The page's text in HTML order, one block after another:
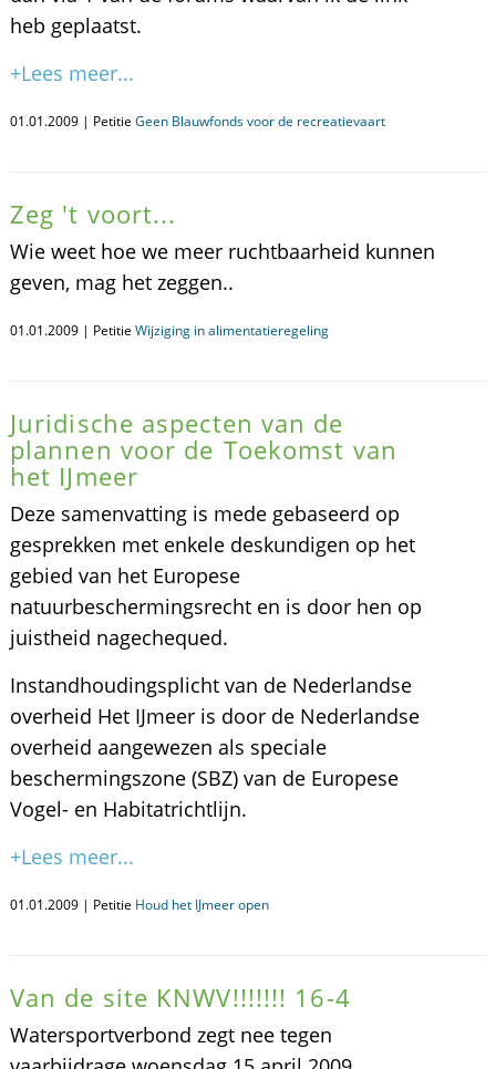
heb geplaatst.
+Lees meer...
01.01.2009 | Petitie Geen Blauwfonds voor de recreatievaart
Zeg 't voort...
Wie weet hoe we meer ruchtbaarheid kunnen
geven, mag het zeggen..
01.01.2009 | Petitie Wijziging in alimentatieregeling
Juridische aspecten van de
plannen voor de Toekomst van
het IJmeer
Deze samenvatting is mede gebaseerd op
gesprekken met enkele deskundigen op het
gebied van het Europese
natuurbeschermingsrecht en is door hen op
juistheid nagechequed.
Instandhoudingsplicht van de Nederlandse
overheid Het IJmeer is door de Nederlandse
overheid aangewezen als speciale
beschermingszone (SBZ) van de Europese
Vogel- en Habitatrichtlijn.
+Lees meer...
01.01.2009 | Petitie Houd het IJmeer open
Van de site KNWV!!!!!!! 16-4
Watersportverbond zegt nee tegen